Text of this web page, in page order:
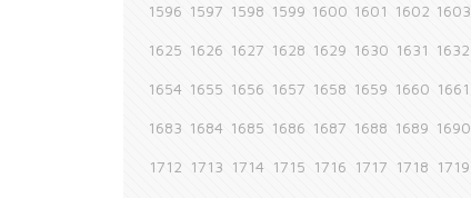
1596 1597 1598 1599 1600 1601 1602 1603
1625 1626 1627 1628 1629 1630 1631 1632
1654 1655 1656 1657 1658 1659 1660 1661
1683 1684 1685 1686 1687 1688 1689 1690
1712 1713 1714 1715 1716 1717 1718 1719